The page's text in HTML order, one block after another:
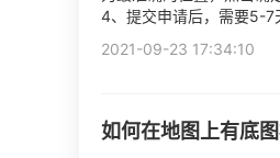
4、提交申请后，需要5-7
2021-09-23 17:34:10
如何在地图上有底